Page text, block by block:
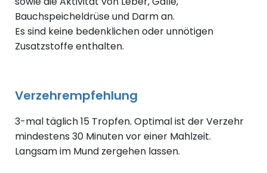
Bauchspeicheldrüse und Darm an.
Es sind keine bedenklichen oder unnötigen
Zusatzstoffe enthalten.
Verzehrempfehlung
3-mal täglich 15 Tropfen. Optimal ist der Verzehr
mindestens 30 Minuten vor einer Mahlzeit.
Langsam im Mund zergehen lassen.